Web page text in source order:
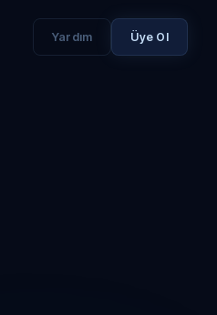
Yardım Üye Ol